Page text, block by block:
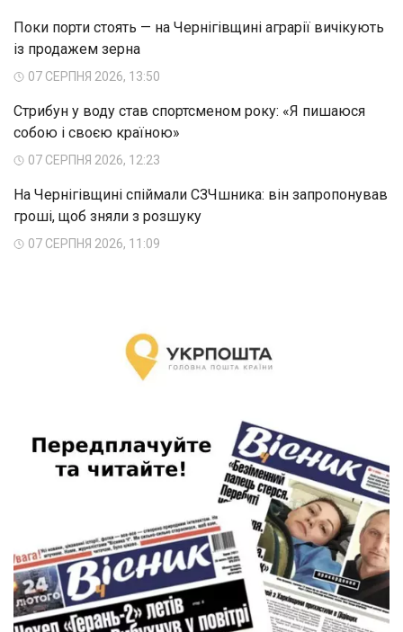
Поки порти стоять — на Чернігівщині аграрії вичікують
із продажем зерна
07 СЕРПНЯ 2026, 13:50
Стрибун у воду став спортсменом року: «Я пишаюся
собою і своєю країною»
07 СЕРПНЯ 2026, 12:23
На Чернігівщині спіймали СЗЧшника: він запропонував
гроші, щоб зняли з розшуку
07 СЕРПНЯ 2026, 11:09